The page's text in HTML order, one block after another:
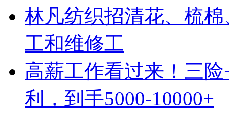
林凡纺织招清花、梳
工和维修工
高薪工作看过来！三
利，到手5000-10000+